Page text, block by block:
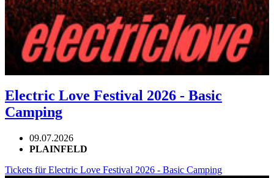
Electric Love Festival 2026 - Basic
Camping
09.07.2026
PLAINFELD
Tickets für Electric Love Festival 2026 - Basic Camping